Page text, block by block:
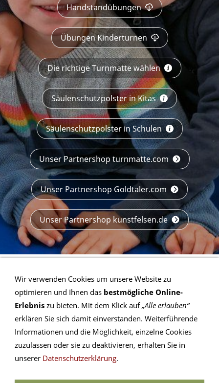
Handstandübungen
Übungen Kinderturnen
Die richtige Turnmatte wählen
Säulenschutzpolster in Kitas
Säulenschutzpolster in Schulen
Unser Partnershop turnmatte.com
Unser Partnershop Goldtaler.com
Unser Partnershop kunstfelsen.de
Kontakt
Kontakt SG
Download
Archiv
Wir verwenden Cookies um unsere Website zu
optimieren und Ihnen das bestmögliche Online-
Erlebnis zu bieten. Mit dem Klick auf„Alle erlauben“
erklären Sie sich damit einverstanden. Weiterführende
Informationen und die Möglichkeit, einzelne Cookies
zuzulassen oder sie zu deaktivieren, erhalten Sie in
unserer Datenschutzerklärung.